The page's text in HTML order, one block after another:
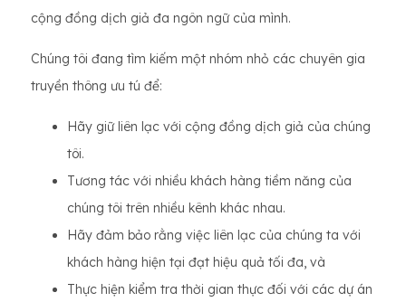
cộng đồng dịch giả đa ngôn ngữ của mình.
Chúng tôi đang tìm kiếm một nhóm nhỏ các chuyên gia
truyền thông ưu tú để:
Hãy giữ liên lạc với cộng đồng dịch giả của chúng
tôi.
Tương tác với nhiều khách hàng tiềm năng của
chúng tôi trên nhiều kênh khác nhau.
Hãy đảm bảo rằng việc liên lạc của chúng ta với
khách hàng hiện tại đạt hiệu quả tối đa, và
Thực hiện kiểm tra thời gian thực đối với các dự án